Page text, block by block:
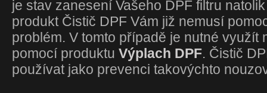
je stav zanesení Vašeho DPF filtru
produkt Čistič DPF Vám již nemusí
problém. V tomto případě je nutné využít
pomocí produktu Výplach DPF. Čistič
používat jako prevenci takovýchto